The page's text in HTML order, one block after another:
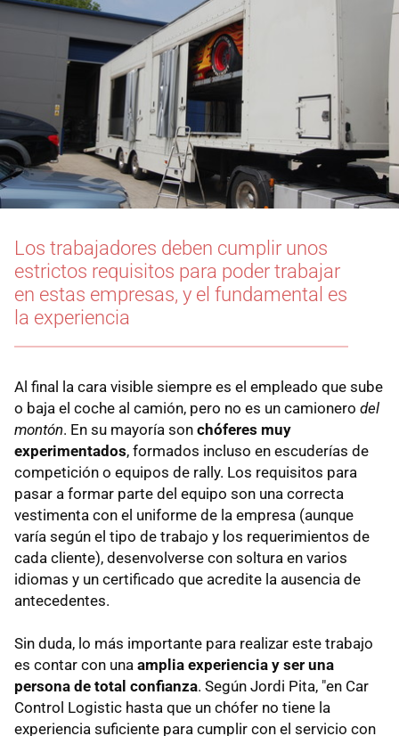
Los trabajadores deben cumplir unos
estrictos requisitos para poder trabajar
en estas empresas, y el fundamental es
la experiencia
Al final la cara visible siempre es el empleado que sube
o baja el coche al camión, pero no es un camionero del
montón. En su mayoría son chóferes muy
experimentados, formados incluso en escuderías de
competición o equipos de rally. Los requisitos para
pasar a formar parte del equipo son una correcta
vestimenta con el uniforme de la empresa (aunque
varía según el tipo de trabajo y los requerimientos de
cada cliente), desenvolverse con soltura en varios
idiomas y un certificado que acredite la ausencia de
antecedentes.
Sin duda, lo más importante para realizar este trabajo
es contar con una amplia experiencia y ser una
persona de total confianza. Según Jordi Pita, "en Car
Control Logistic hasta que un chófer no tiene la
experiencia suficiente para cumplir con el servicio con